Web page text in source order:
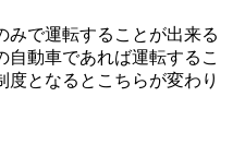
みで運転することが出来る
動車であれば運転するこ
度となるとこちらが変わり